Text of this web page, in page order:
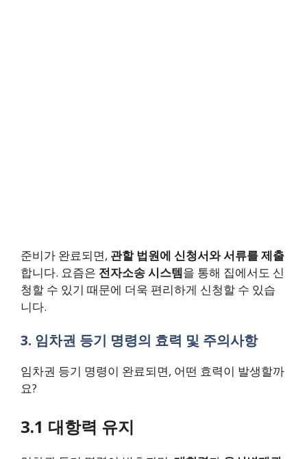
준비가 완료되면, 관할 법원에 신청서와 서류를 제출
합니다. 요즘은 전자소송 시스템을 통해 집에서도 신
청할 수 있기 때문에 더욱 편리하게 신청할 수 있습
니다.
3. 임차권 등기 명령의 효력 및 주의사항
임차권 등기 명령이 완료되면, 어떤 효력이 발생할까
요?
3.1 대항력 유지